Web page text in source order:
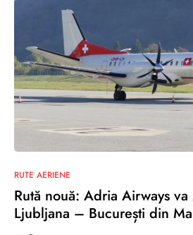
RUTE AERIENE
Rută nouă: Adria Airways
Ljubljana – București din